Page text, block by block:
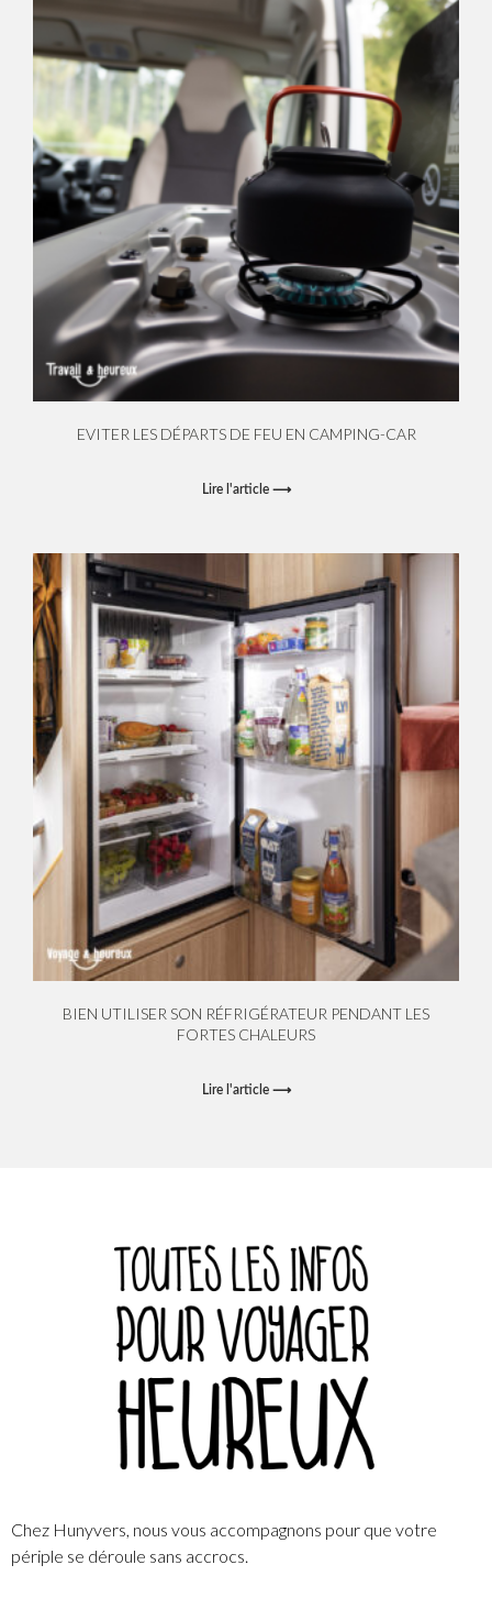
EVITER LES DÉPARTS DE FEU EN CAMPING-CAR
Lire l'article ⟶
BIEN UTILISER SON RÉFRIGÉRATEUR PENDANT LES
FORTES CHALEURS
Lire l'article ⟶
Chez Hunyvers, nous vous accompagnons pour que votre
périple se déroule sans accrocs.